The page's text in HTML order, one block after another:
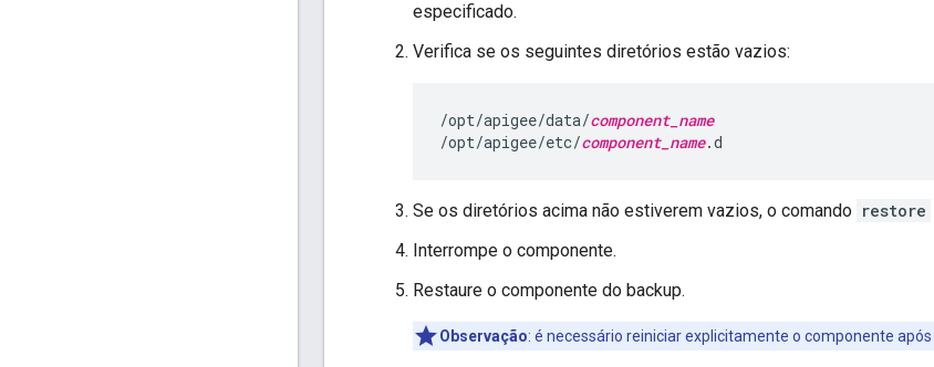
especificado.
Verifica se os seguintes diretórios estão vazios:
/opt/apigee/data/component_name
/opt/apigee/etc/component_name.d
Se os diretórios acima não estiverem vazios, o comando restore
Interrompe o componente.
Restaure o componente do backup.
Observação: é necessário reiniciar explicitamente o componente